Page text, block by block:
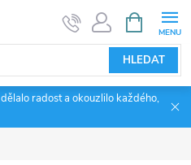
HLEDAT
NÁKUPNÍ
KOŠÍK
radost a okouzlilo každého,